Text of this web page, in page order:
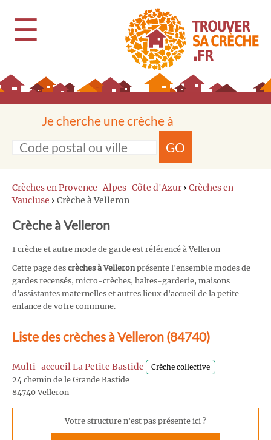
☰
Je cherche une crèche à
GO
Crèches en Provence-Alpes-Côte d'Azur › Crèches en
Vaucluse › Crèche à Velleron
Crèche à Velleron
1 crèche et autre mode de garde est référencé à Velleron
Cette page des crèches à Velleron présente l'ensemble modes de
gardes recensés, micro-crèches, haltes-garderie, maisons
d'assistantes maternelles et autres lieux d'accueil de la petite
enfance de votre commune.
Liste des crèches à Velleron (84740)
Multi-accueil La Petite Bastide Crèche collective
24 chemin de le Grande Bastide
84740 Velleron
Votre structure n'est pas présente ici ?